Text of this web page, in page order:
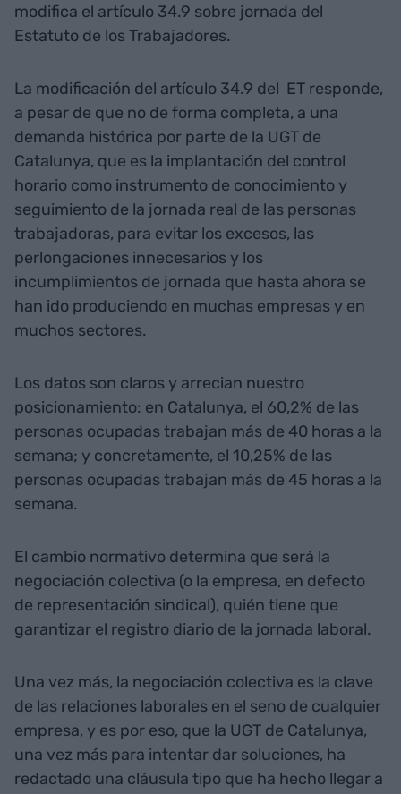
modifica el artículo 34.9 sobre jornada del
Estatuto de los Trabajadores.
La modificación del artículo 34.9 del ET responde,
a pesar de que no de forma completa, a una
demanda histórica por parte de la UGT de
Catalunya, que es la implantación del control
horario como instrumento de conocimiento y
seguimiento de la jornada real de las personas
trabajadoras, para evitar los excesos, las
perlongaciones innecesarios y los
incumplimientos de jornada que hasta ahora se
han ido produciendo en muchas empresas y en
muchos sectores.
Los datos son claros y arrecian nuestro
posicionamiento: en Catalunya, el 60,2% de las
personas ocupadas trabajan más de 40 horas a la
semana; y concretamente, el 10,25% de las
personas ocupadas trabajan más de 45 horas a la
semana.
El cambio normativo determina que será la
negociación colectiva (o la empresa, en defecto
de representación sindical), quién tiene que
garantizar el registro diario de la jornada laboral.
Una vez más, la negociación colectiva es la clave
de las relaciones laborales en el seno de cualquier
empresa, y es por eso, que la UGT de Catalunya,
una vez más para intentar dar soluciones, ha
redactado una cláusula tipo que ha hecho llegar a